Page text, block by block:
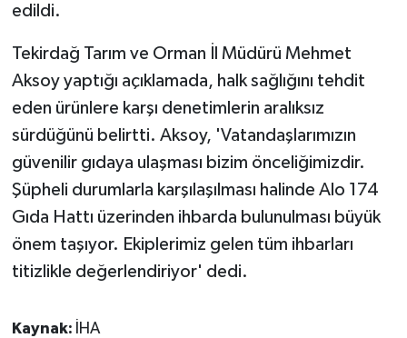
edildi.
Tekirdağ Tarım ve Orman İl Müdürü Mehmet
Aksoy yaptığı açıklamada, halk sağlığını tehdit
eden ürünlere karşı denetimlerin aralıksız
sürdüğünü belirtti. Aksoy, 'Vatandaşlarımızın
güvenilir gıdaya ulaşması bizim önceliğimizdir.
Şüpheli durumlarla karşılaşılması halinde Alo 174
Gıda Hattı üzerinden ihbarda bulunulması büyük
önem taşıyor. Ekiplerimiz gelen tüm ihbarları
titizlikle değerlendiriyor' dedi.
Kaynak: İHA